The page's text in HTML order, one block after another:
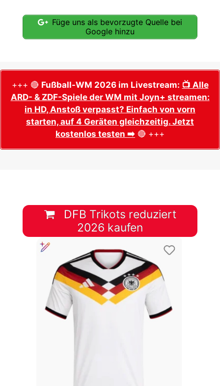
Füge uns als bevorzugte Quelle bei
Google hinzu
+++ 🔴 Fußball-WM 2026 im Livestream: 📺 Alle
ARD- & ZDF-Spiele der WM mit Joyn+ streamen:
in HD, Anstoß verpasst? Einfach von vorn
starten, auf 4 Geräten gleichzeitig. Jetzt
kostenlos testen ➡️ 🔴 +++
DFB Trikots reduziert
2026 kaufen